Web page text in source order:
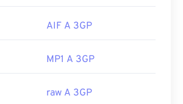
AIF A 3GP
MP1 A 3GP
raw A 3GP